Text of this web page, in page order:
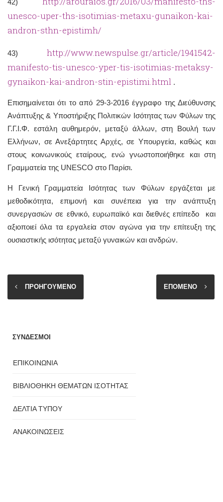
42)
unesco-uper-ths-isotimias-metaxu-gunaikon-kai-
andron-sthn-epistimh/
43) http://www.newspulse.gr/article/1941542-
manifesto-tis-unesco-yper-tis-isotimias-metaksy-
gynaikon-kai-andron-stin-epistimi.html .
Επισημαίνεται ότι το από 29-3-2016 έγγραφο της Διεύθυνσης
Ανάπτυξης & Υποστήριξης Πολιτικών Ισότητας των Φύλων της
Γ.Γ.Ι.Φ. εστάλη αυθημερόν, μεταξύ άλλων, στη Βουλή των
Ελλήνων, σε Ανεξάρτητες Αρχές, σε Υπουργεία, καθώς και
στους κοινωνικούς εταίρους, ενώ γνωστοποιήθηκε και στη
Γραμματεία της UNESCO στο Παρίσι.
Η Γενική Γραμματεία Ισότητας των Φύλων εργάζεται με
μεθοδικότητα, επιμονή και συνέπεια για την ανάπτυξη
συνεργασιών σε εθνικό, ευρωπαϊκό και διεθνές επίπεδο και
αξιοποιεί όλα τα εργαλεία στον αγώνα για την επίτευξη της
ουσιαστικής ισότητας μεταξύ γυναικών και ανδρών.
ΠΡΟΗΓΟΥΜΕΝΟ ΕΠΟΜΕΝΟ
ΣΥΝΔΕΣΜΟΙ
ΕΠΙΚΟΙΝΩΝΙΑ
ΒΙΒΛΙΟΘΗΚΗ ΘΕΜΑΤΩΝ ΙΣΟΤΗΤΑΣ
ΔΕΛΤΙΑ ΤΥΠΟΥ
ΑΝΑΚΟΙΝΩΣΕΙΣ